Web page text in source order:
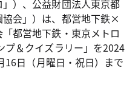
）、公益財団法人東京都
会」）は、都営地下鉄×
都営地下鉄・東京メトロ
プ＆クイズラリー」を2024
日（月曜日・祝日）まで